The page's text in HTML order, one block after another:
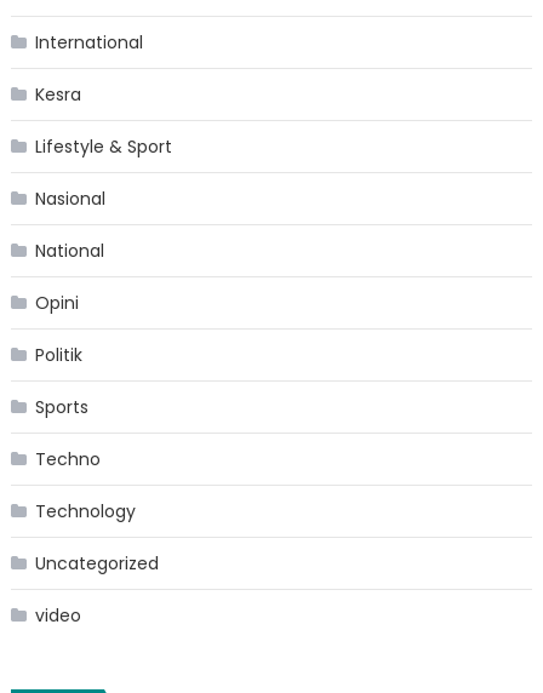
International
Kesra
Lifestyle & Sport
Nasional
National
Opini
Politik
Sports
Techno
Technology
Uncategorized
video